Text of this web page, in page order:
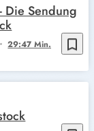
bookmark_border
29:47 Min.
Die Sendung